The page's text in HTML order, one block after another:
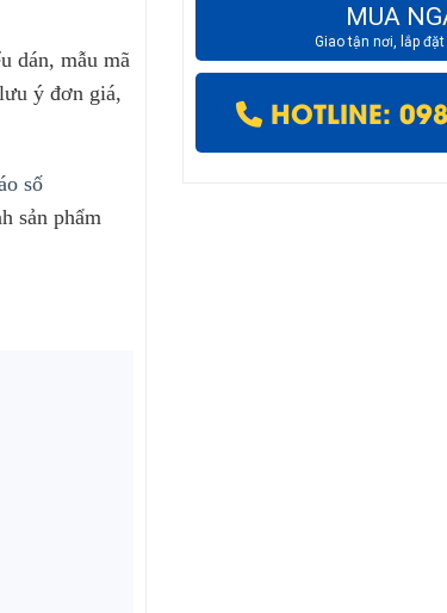
dán, mẫu mã
ý đơn giá,
số
sản phẩm
MUA
Giao tận nơi, lắp
HOTLINE: